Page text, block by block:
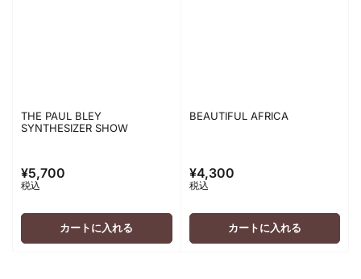
THE PAUL BLEY
SYNTHESIZER SHOW
通
常
価
¥5,700
税込
カートに入れる
BEAUTIFUL AFRICA
通
常
価
¥4,300
税込
カートに入れる